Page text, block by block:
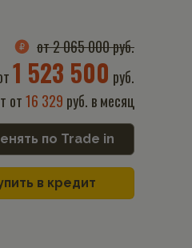
от 2 065 000 руб.
1 523 500 руб.
от16 329 руб. в месяц
по Trade in
в кредит